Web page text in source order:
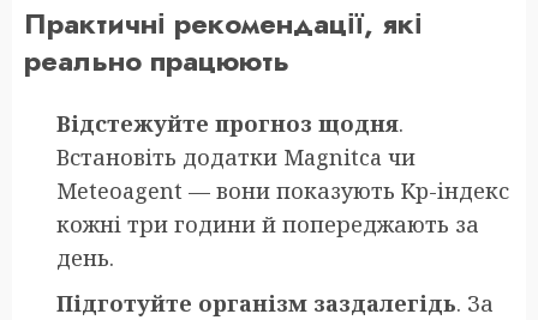
Практичні рекомендації, які
реально працюють
Відстежуйте прогноз щодня.
Встановіть додатки Magnitca чи
Meteoagent — вони показують Kp-індекс
кожні три години й попереджають за
день.
Підготуйте організм заздалегідь. За